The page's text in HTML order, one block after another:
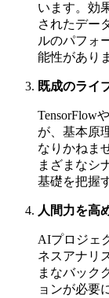
います。効
されたデー
ルのパフォ
能性があり
既成のライ
TensorFlow
が、基本原
なりかねま
まざまなシ
基礎を把握
人間力を高
AIプロジェ
ネスアナリ
まなバック
ョンが必要